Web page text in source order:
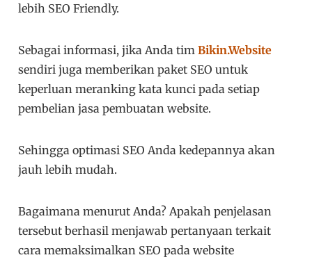
lebih SEO Friendly.
Sebagai informasi, jika Anda timBikin.Website
sendiri juga memberikan paket SEO untuk
keperluan meranking kata kunci pada setiap
pembelian jasa pembuatan website.
Sehingga optimasi SEO Anda kedepannya akan
jauh lebih mudah.
Bagaimana menurut Anda? Apakah penjelasan
tersebut berhasil menjawab pertanyaan terkait
cara memaksimalkan SEO pada website